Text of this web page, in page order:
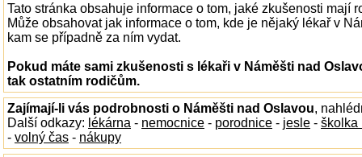
Tato stránka obsahuje informace o tom, jaké zkušenosti mají
Může obsahovat jak informace o tom, kde je nějaký lékař v
kam se případně za ním vydat.
Pokud máte sami zkušenosti s lékaři v Náměšti nad
tak ostatním rodičům.
Zajímají-li vás podrobnosti o Náměšti nad Oslavou,
Další odkazy: lékárna - nemocnice - porodnice - jesle - školka
- volný čas - nákupy